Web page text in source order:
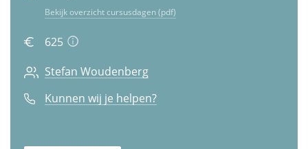
Bekijk overzicht cursusdagen (pdf)
625
Stefan Woudenberg
Kunnen wij je helpen?